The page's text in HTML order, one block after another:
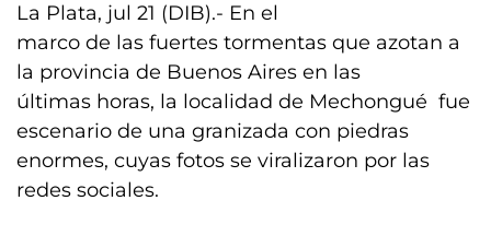
La Plata, jul 21 (DIB).- En el
marco de las fuertes tormentas que azotan a
la provincia de Buenos Aires en las
últimas horas, la localidad de Mechongué fue
escenario de una granizada con piedras
enormes, cuyas fotos se viralizaron por las
redes sociales.